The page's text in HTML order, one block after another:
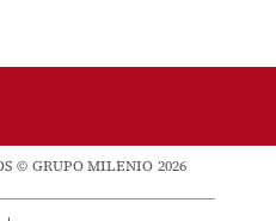
© GRUPO MILENIO 2026